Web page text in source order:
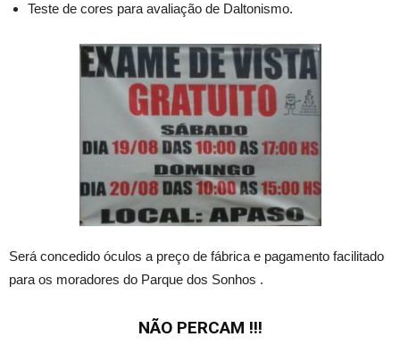
Teste de cores para avaliação de Daltonismo.
Será concedido óculos a preço de fábrica e pagamento facilitado
para os moradores do Parque dos Sonhos .
NÃO PERCAM !!!